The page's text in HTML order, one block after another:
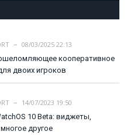
08/03/2025 22:13
кооперативное
двоих игроков
14/07/2023 19:50
10 Beta: виджеты,
другое